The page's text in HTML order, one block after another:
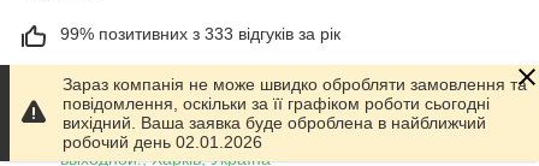
99% позитивних з 333 відгуків за рік
Працює з 01.06.2014
м. Харків
График работы 10.00-17.00. Суббота - Воскресенье
выходной!, Харків, Україна
Зараз компанія не може швидко обробляти замовлення та
повідомлення, оскільки за її графіком роботи сьогодні
вихідний. Ваша заявка буде оброблена в найближчий
робочий день 02.01.2026